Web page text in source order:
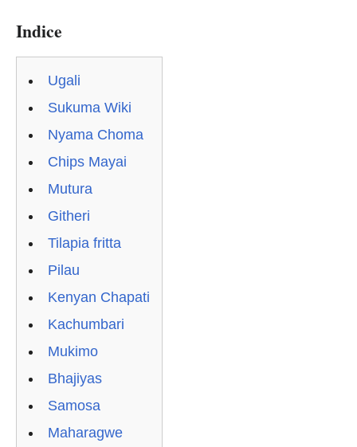
Indice
Ugali
Sukuma Wiki
Nyama Choma
Chips Mayai
Mutura
Githeri
Tilapia fritta
Pilau
Kenyan Chapati
Kachumbari
Mukimo
Bhajiyas
Samosa
Maharagwe